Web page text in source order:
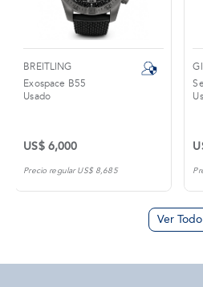
GIRARD PERREGAUX
Usado
US$ 5,175
Precio regular US$ 11,200
Ver Todo